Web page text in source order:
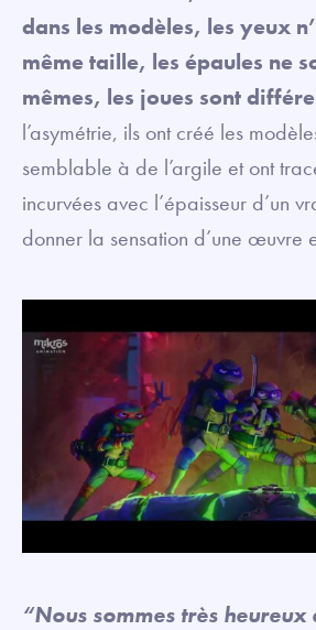
dans les modèles, les yeux
même taille, les épaules ne
mêmes, les joues sont
l’asymétrie, ils ont créé les
semblable à de l’argile et ont
incurvées avec l’épaisseur d’un
donner la sensation d’une œuvre
“Nous sommes très heureux